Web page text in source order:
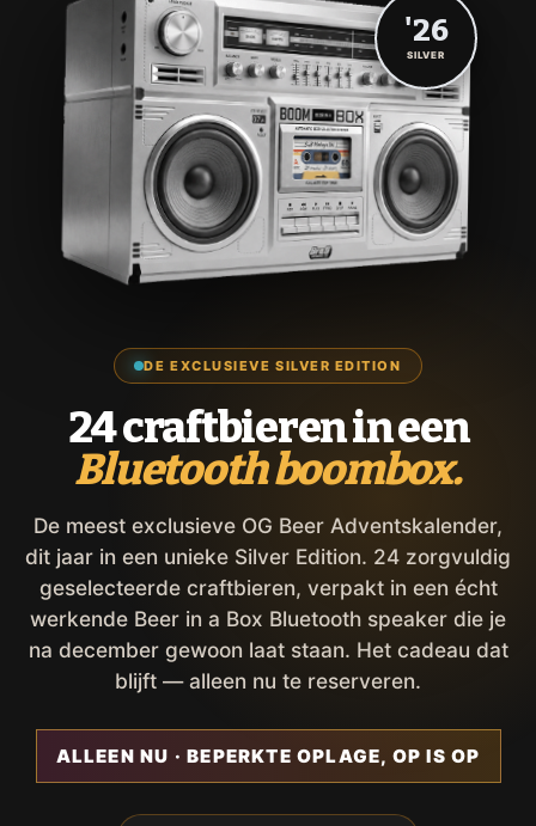
DE EXCLUSIEVE SILVER EDITION
24 craftbieren in een
Bluetooth boombox.
De meest exclusieve OG Beer Adventskalender,
dit jaar in een unieke Silver Edition. 24 zorgvuldig
geselecteerde craftbieren, verpakt in een écht
werkende Beer in a Box Bluetooth speaker die je
na december gewoon laat staan. Het cadeau dat
blijft — alleen nu te reserveren.
ALLEEN NU · BEPERKTE OPLAGE, OP IS OP
'26
SILVER